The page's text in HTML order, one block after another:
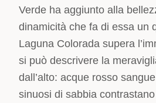
Verde ha aggiunto alla
dinamicità che fa di essa un
Laguna Colorada supera
si può descrivere la
dall’alto: acque rosso
sinuosi di sabbia